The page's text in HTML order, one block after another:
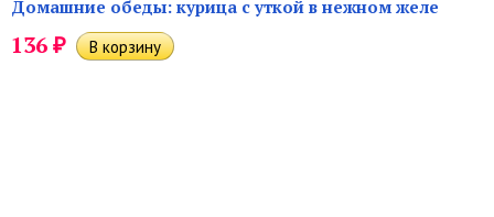
Домашние обеды: курица с уткой в нежном желе
136₽